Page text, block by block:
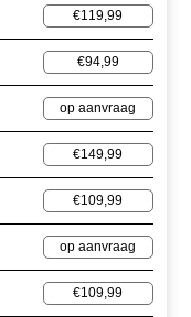
€119,99
€94,99
op aanvraag
€149,99
€109,99
op aanvraag
€109,99